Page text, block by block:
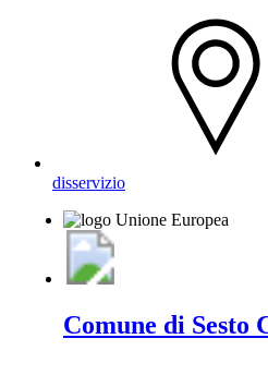
disservizio
Comune di Sesto